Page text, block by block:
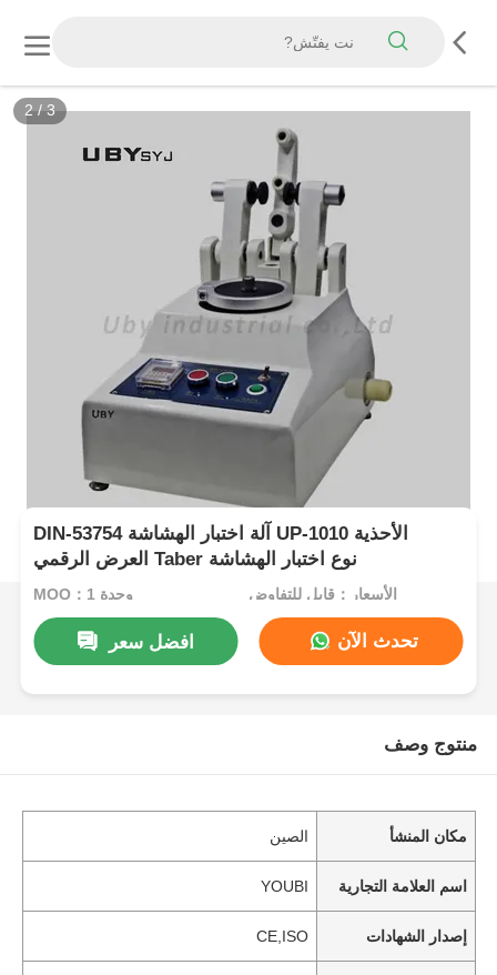
3/3
DIN-53754 آلة اختبار الهشاشة UP-1010 الأحذية
العرض الرقمي Taber نوع اختبار الهشاشة
MOQ：1 وحدة الأسعار：قابل للتفاوض
افضل سعر تحدث الآن
منتوج وصف
مكان المنشأ الصين
اسم العلامة التجارية YOUBI
إصدار الشهادات CE,ISO